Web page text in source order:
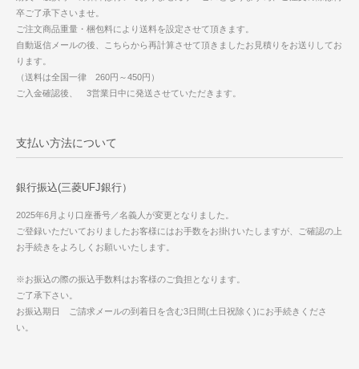
卒ご了承下さいませ。
ご注文商品重量・梱包料により送料を設定させて頂きます。
自動返信メールの後、こちらから再計算させて頂きましたお見積りをお送りしてお
ります。
（送料は全国一律 260円～450円）
ご入金確認後、 3営業日中に発送させていただきます。
支払い方法について
銀行振込(三菱UFJ銀行）
2025年6月より口座番号／名義人が変更となりました。
ご登録いただいておりましたお客様にはお手数をお掛けいたしますが、ご確認の上
お手続きをよろしくお願いいたします。
※お振込の際の振込手数料はお客様のご負担となります。
ご了承下さい。
お振込期日 ご請求メールの到着日を含む3日間(土日祝除く)にお手続きくださ
い。